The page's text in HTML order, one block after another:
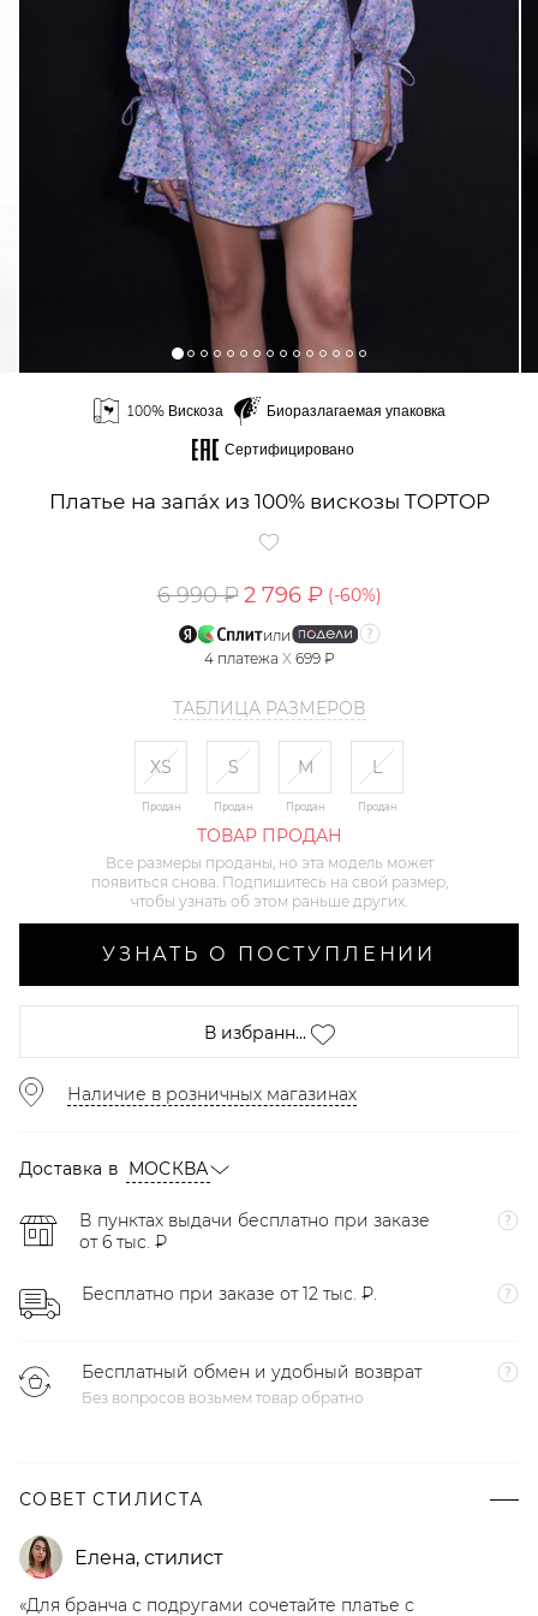
100% Вискоза
Биоразлагаемая упаковка
Сертифицировано
Платье на запа́х из 100% вискозы TOPTOP
6 990 ₽ 2 796 ₽ (-60%)
или
4 платежа X 699 ₽
ТАБЛИЦА РАЗМЕРОВ
XS
Продан
S
Продан
M
Продан
L
Продан
ТОВАР ПРОДАН
Все размеры проданы, но эта модель может
появиться снова. Подпишитесь на свой размер,
чтобы узнать об этом раньше других.
УЗНАТЬ О ПОСТУПЛЕНИИ
В избранн...
Наличие в розничных магазинах
Доставка в МОСКВА
В пунктах выдачи бесплатно при заказе
от 6 тыс. ₽
Бесплатно при заказе от 12 тыс. ₽.
Бесплатный обмен и удобный возврат
Без вопросов возьмем товар обратно
СОВЕТ СТИЛИСТА
Елена, стилист
«Для бранча с подругами сочетайте платье с